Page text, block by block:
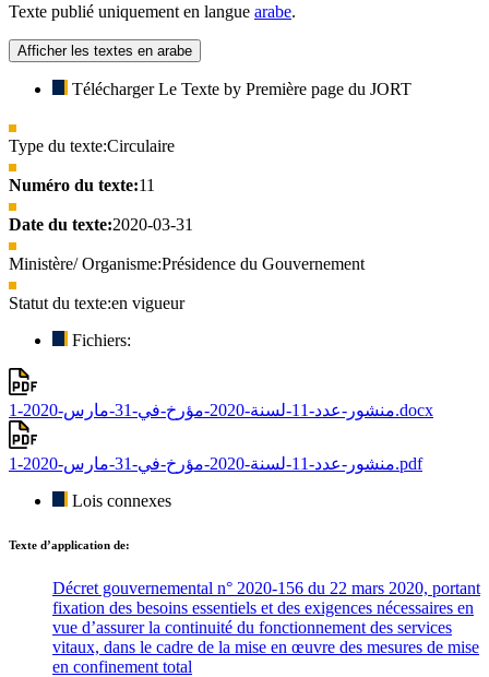
Texte publié uniquement en langue arabe.
Afficher les textes en arabe
Télécharger Le Texte by Première page du JORT
Type du texte:Circulaire
Numéro du texte:11
Date du texte:2020-03-31
Ministère/ Organisme:Présidence du Gouvernement
Statut du texte:en vigueur
Fichiers:
منشور-عدد-11-لسنة-2020-مؤرخ-في-31-مارس-2020-1.docx
منشور-عدد-11-لسنة-2020-مؤرخ-في-31-مارس-2020-1.pdf
Lois connexes
Texte d’application de:
Décret gouvernemental n° 2020-156 du 22 mars 2020, portant
fixation des besoins essentiels et des exigences nécessaires en
vue d’assurer la continuité du fonctionnement des services
vitaux, dans le cadre de la mise en œuvre des mesures de mise
en confinement total